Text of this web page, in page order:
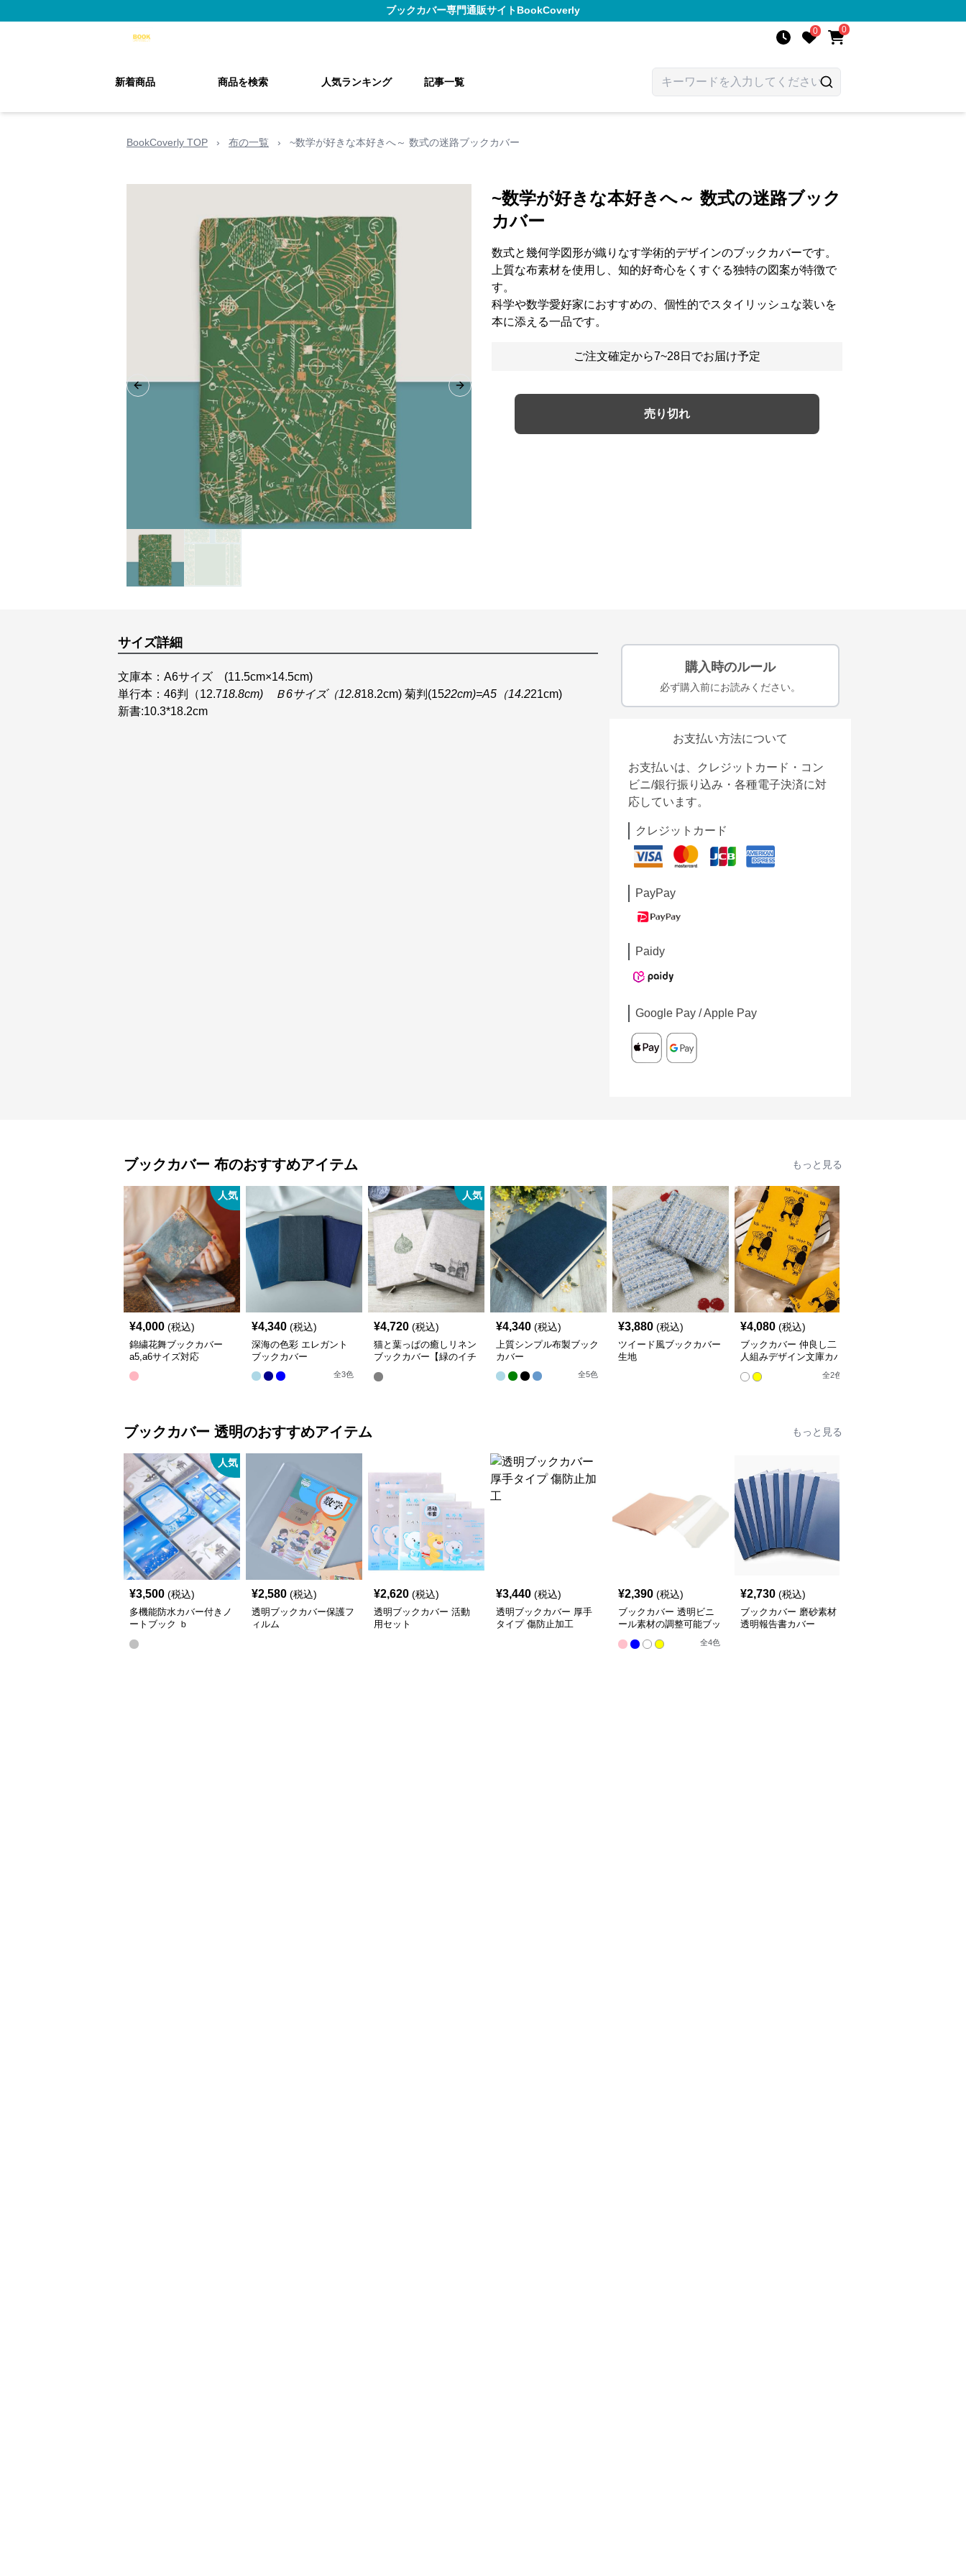
ブックカバー専門通販サイトBookCoverly
0 0
新着商品 商品を検索 人気ランキング 記事一覧
BookCoverly TOP › 布の一覧 › ~数学が好きな本好きへ～ 数式の迷路ブックカバー
Previous slide Next slide
~数学が好きな本好きへ～ 数式の迷路ブック
カバー
数式と幾何学図形が織りなす学術的デザインのブックカバーです。
上質な布素材を使用し、知的好奇心をくすぐる独特の図案が特徴で
す。
科学や数学愛好家におすすめの、個性的でスタイリッシュな装いを
本に添える一品です。
ご注文確定から7~28日でお届け予定
売り切れ
サイズ詳細
文庫本：A6サイズ (11.5cm×14.5cm)
単行本：46判（12.718.8cm) Ｂ6サイズ（12.818.2cm) 菊判(1522cm)=A5（14.221cm)
新書:10.3*18.2cm
購入時のルール
必ず購入前にお読みください。
お支払い方法について
お支払いは、クレジットカード・コン
ビニ/銀行振り込み・各種電子決済に対
応しています。
クレジットカード
PayPay
Paidy
Google Pay / Apple Pay
ブックカバー 布のおすすめアイテム もっと見る
人気
¥4,000 (税込)
錦繍花舞ブックカバー
a5,a6サイズ対応
¥4,340 (税込)
深海の色彩 エレガント
ブックカバー
全3色
人気
¥4,720 (税込)
猫と葉っぱの癒しリネン
ブックカバー【緑のイチ
¥4,340 (税込)
上質シンプル布製ブック
カバー
全5色
¥3,880 (税込)
ツイード風ブックカバー
生地
¥4,080 (税込)
ブックカバー 仲良し二
人組みデザイン文庫カバ
全2色
ブックカバー 透明のおすすめアイテム もっと見る
人気
¥3,500 (税込)
多機能防水カバー付きノ
ートブック ｂ
¥2,580 (税込)
透明ブックカバー保護フ
ィルム
¥2,620 (税込)
透明ブックカバー 活動
用セット
¥3,440 (税込)
透明ブックカバー 厚手
タイプ 傷防止加工
¥2,390 (税込)
ブックカバー 透明ビニ
ール素材の調整可能ブッ
全4色
¥2,730 (税込)
ブックカバー 磨砂素材
透明報告書カバー